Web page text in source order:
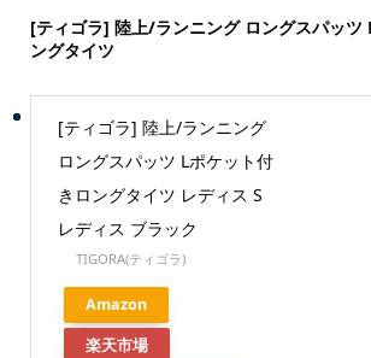
[ティゴラ] 陸上/ランニング ロングスパッツ
ングタイツ
[ティゴラ] 陸上/ランニング
ロングスパッツ Lポケット付
きロングタイツ レディス S
レディス ブラック
TIGORA(ティゴラ)
Amazon
楽天市場